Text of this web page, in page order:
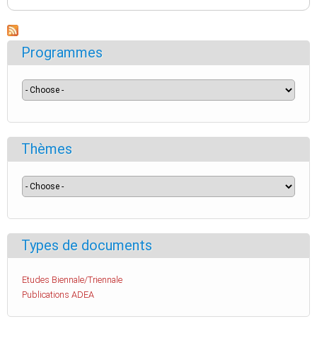
Programmes
Thèmes
Types de documents
Etudes Biennale/Triennale
Publications ADEA